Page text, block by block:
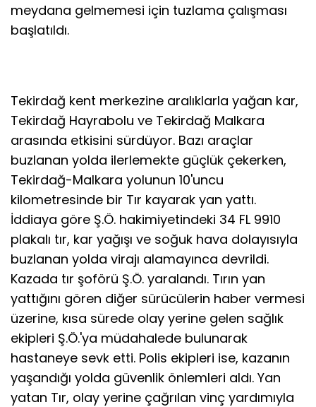
meydana gelmemesi için tuzlama çalışması
başlatıldı.
Tekirdağ kent merkezine aralıklarla yağan kar,
Tekirdağ Hayrabolu ve Tekirdağ Malkara
arasında etkisini sürdüyor. Bazı araçlar
buzlanan yolda ilerlemekte güçlük çekerken,
Tekirdağ-Malkara yolunun 10'uncu
kilometresinde bir Tır kayarak yan yattı.
İddiaya göre Ş.Ö. hakimiyetindeki 34 FL 9910
plakalı tır, kar yağışı ve soğuk hava dolayısıyla
buzlanan yolda virajı alamayınca devrildi.
Kazada tır şoförü Ş.Ö. yaralandı. Tırın yan
yattığını gören diğer sürücülerin haber vermesi
üzerine, kısa sürede olay yerine gelen sağlık
ekipleri Ş.Ö.'ya müdahalede bulunarak
hastaneye sevk etti. Polis ekipleri ise, kazanın
yaşandığı yolda güvenlik önlemleri aldı. Yan
yatan Tır, olay yerine çağrılan vinç yardımıyla